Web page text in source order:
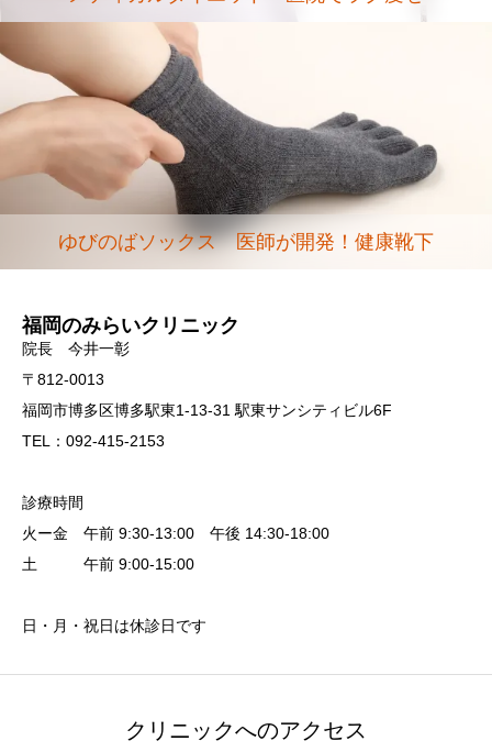
ゆびのばソックス 医師が開発！健康靴下
福岡のみらいクリニック
院長 今井一彰
〒812-0013
福岡市博多区博多駅東1-13-31 駅東サンシティビル6F
TEL：092-415-2153
診療時間
火ー金 午前 9:30-13:00 午後 14:30-18:00
土 午前 9:00-15:00
日・月・祝日は休診日です
クリニックへのアクセス